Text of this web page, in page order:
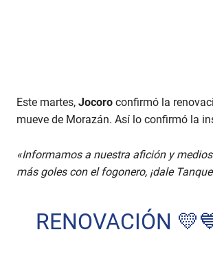
Este martes, Jocoro confirmó la
mueve de Morazán. Así lo confirmó la
«Informamos a nuestra afición y
más goles con el fogonero, ¡dale
RENOVACIÓN